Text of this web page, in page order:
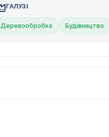
ГАЛУЗІ
Деревообробка Будівництво